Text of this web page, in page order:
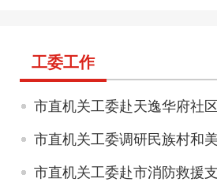
工委工作
市直机关工委赴天逸华府社
市直机关工委调研民族村和
市直机关工委赴市消防救援